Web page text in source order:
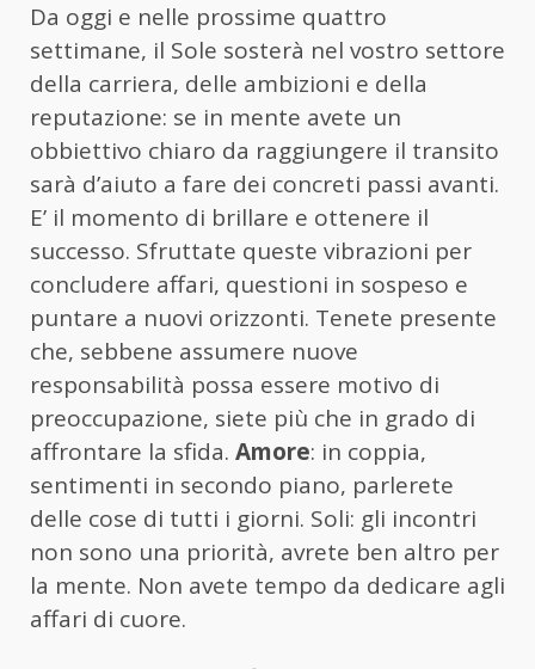
Da oggi e nelle prossime quattro
settimane, il Sole sosterà nel vostro settore
della carriera, delle ambizioni e della
reputazione: se in mente avete un
obbiettivo chiaro da raggiungere il transito
sarà d’aiuto a fare dei concreti passi avanti.
E’ il momento di brillare e ottenere il
successo. Sfruttate queste vibrazioni per
concludere affari, questioni in sospeso e
puntare a nuovi orizzonti. Tenete presente
che, sebbene assumere nuove
responsabilità possa essere motivo di
preoccupazione, siete più che in grado di
affrontare la sfida. Amore: in coppia,
sentimenti in secondo piano, parlerete
delle cose di tutti i giorni. Soli: gli incontri
non sono una priorità, avrete ben altro per
la mente. Non avete tempo da dedicare agli
affari di cuore.